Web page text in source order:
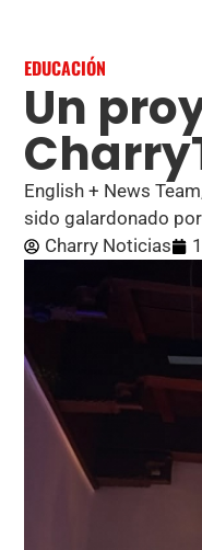
EDUCACIÓN
Un
English + News
sido galardonado
Charry Noticias